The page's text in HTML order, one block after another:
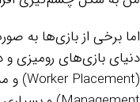
اما برخی از بازی‌ها به
دنیای بازی‌های رومیزی و